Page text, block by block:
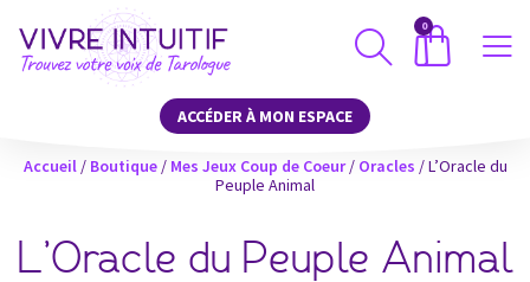
0
ACCÉDER À MON ESPACE
Accueil/ Boutique/ Mes Jeux Coup de Coeur/ Oracles / L’Oracle du
Peuple Animal
L’Oracle du Peuple Animal